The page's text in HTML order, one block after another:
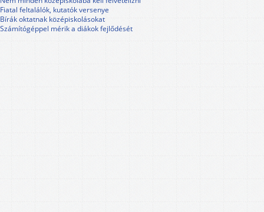
Fiatal feltalálók, kutatók versenye
Bírák oktatnak középiskolásokat
Számítógéppel mérik a diákok fejlődését